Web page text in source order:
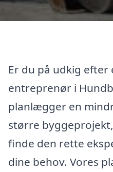
Er du på udkig
entreprenør i
planlægger en
større
finde den rette
dine behov. Vores